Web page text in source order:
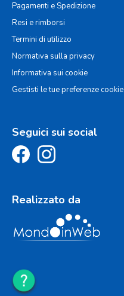
Pagamenti e Spedizione
Resi e rimborsi
Termini di utilizzo
Normativa sulla privacy
Informativa sui cookie
Gestisti le tue preferenze cookie
Seguici sui social
Realizzato da